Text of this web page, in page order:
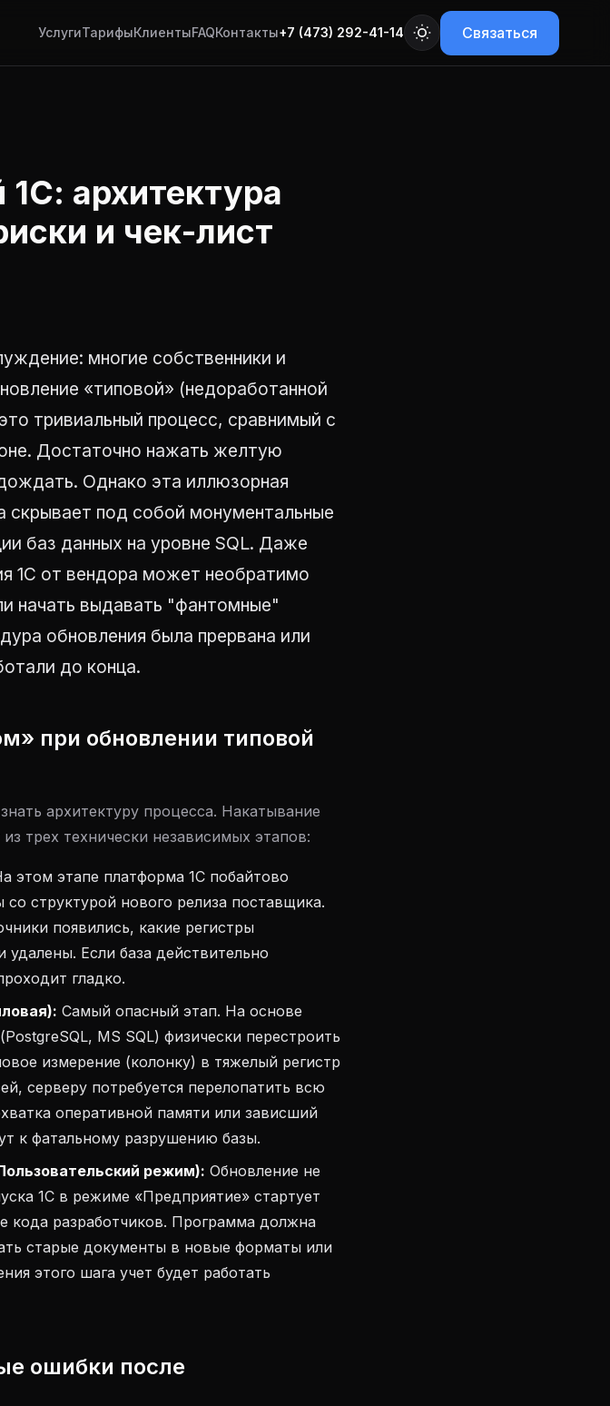
УслугиТарифыКлиентыFAQКонтакты+7 (473) 292-41-14 Связаться
архитектура
и чек-лист
многие собственники и
«типовой» (недоработанной
тривиальный процесс, сравнимый с
Достаточно нажать желтую
Однако эта иллюзорная
скрывает под собой монументальные
баз данных на уровне SQL. Даже
1С от вендора может необратимо
начать выдавать "фантомные"
обновления была прервана или
до конца.
при обновлении типовой
архитектуру процесса. Накатывание
из трех технически независимых этапов:
этом этапе платформа 1С побайтово
структурой нового релиза поставщика.
появились, какие регистры
Если база действительно
гладко.
Самый опасный этап. На основе
MS SQL) физически перестроить
измерение (колонку) в тяжелый регистр
серверу потребуется перелопатить всю
оперативной памяти или зависший
к фатальному разрушению базы.
режим): Обновление не
1С в режиме «Предприятие» стартует
разработчиков. Программа должна
старые документы в новые форматы или
этого шага учет будет работать
ошибки после